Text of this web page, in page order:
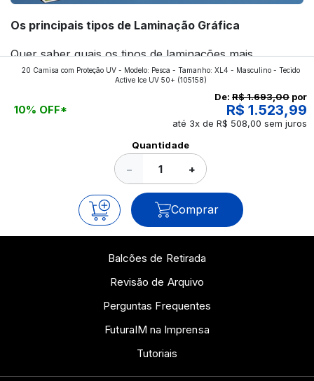
Os principais tipos de Laminação Gráfica
Quer saber quais os tipos de laminações mais
aplicados nos impressos da gráfica FuturaIM? Então,
continue a leitura que vamos revelar para você!
20 Camisa com Proteção UV - Modelo: Pesca - Tamanho: XL4 - Masculino - Tecido
Active Ice UV 50+ (105158)
10% OFF*
De: R$ 1.693,00 por
R$ 1.523,99
até 3x de R$ 508,00 sem juros
Quantidade
− +
Comprar
Balcões de Retirada
Revisão de Arquivo
Perguntas Frequentes
FuturaIM na Imprensa
Tutoriais